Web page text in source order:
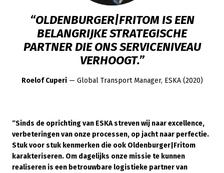
“OLDENBURGER|FRITOM IS EEN
BELANGRIJKE STRATEGISCHE
PARTNER DIE ONS SERVICENIVEAU
VERHOOGT.”
Roelof Cuperi— Global Transport Manager, ESKA (2020)
“Sinds de oprichting van ESKA streven wij naar excellence,
verbeteringen van onze processen, op jacht naar perfectie.
Stuk voor stuk kenmerken die ook Oldenburger|Fritom
karakteriseren. Om dagelijks onze missie te kunnen
realiseren is een betrouwbare logistieke partner van